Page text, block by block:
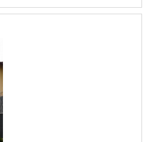
usada, com os
custos e despesas de